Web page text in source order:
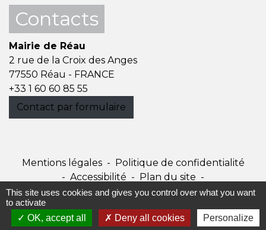
Contacts
Mairie de Réau
2 rue de la Croix des Anges
77550 Réau - FRANCE
+33 1 60 60 85 55
Contact par formulaire
Mentions légales - Politique de confidentialité
- Accessibilité - Plan du site -
Gestion des cookies
Site créé en partenariat avec Réseau des Communes
This site uses cookies and gives you control over what you want
to activate
OK, accept all
Deny all cookies Personalize